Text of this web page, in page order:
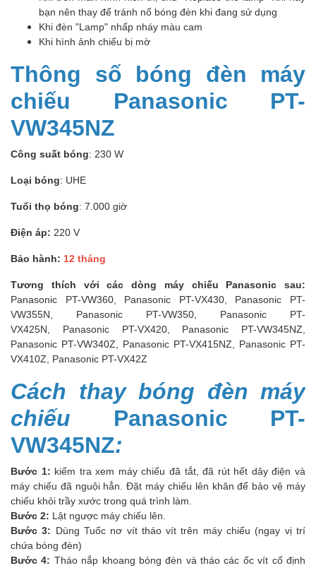
bạn nên thay để tránh nổ bóng đèn khi đang sử dụng
Khi đèn "Lamp" nhấp nháy màu cam
Khi hình ảnh chiếu bị mờ
Thông số bóng đèn máy
chiếu Panasonic PT-
VW345NZ
Công suất bóng: 230 W
Loại bóng: UHE
Tuổi thọ bóng: 7.000 giờ
Điện áp: 220 V
Bảo hành: 12 tháng
Tương thích với các dòng máy chiếu Panasonic sau:
Panasonic PT-VW360, Panasonic PT-VX430, Panasonic PT-
VW355N, Panasonic PT-VW350, Panasonic PT-
VX425N, Panasonic PT-VX420, Panasonic PT-VW345NZ,
Panasonic PT-VW340Z, Panasonic PT-VX415NZ, Panasonic PT-
VX410Z, Panasonic PT-VX42Z
Cách thay bóng đèn máy
chiếu Panasonic PT-
VW345NZ:
Bước 1: kiểm tra xem máy chiếu đã tắt, đã rút hết dây điện và
máy chiếu đã nguội hẳn. Đặt máy chiếu lên khăn để bảo vệ máy
chiếu khỏi trầy xước trong quá trình làm.
Bước 2: Lật ngược máy chiếu lên.
Bước 3: Dùng Tuốc nơ vít tháo vít trên máy chiếu (ngay vị trí
chứa bóng đèn)
Bước 4: Tháo nắp khoang bóng đèn và tháo các ốc vít cố định